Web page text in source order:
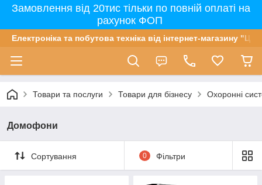
Замовлення від 20тис тільки по повній оплаті на
рахунок ФОП
Електроніка та побутова техніка від інтернет-магазину
Товари та послуги Товари для бізнесу Охоронні
Домофони
Сортування 0 Фільтри